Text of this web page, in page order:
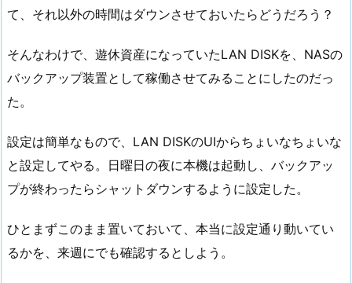
て、それ以外の時間はダウンさせておいたらどうだろう？
そんなわけで、遊休資産になっていたLAN DISKを、NASの
バックアップ装置として稼働させてみることにしたのだっ
た。
設定は簡単なもので、LAN DISKのUIからちょいなちょいな
と設定してやる。日曜日の夜に本機は起動し、バックアッ
プが終わったらシャットダウンするように設定した。
ひとまずこのまま置いておいて、本当に設定通り動いてい
るかを、来週にでも確認するとしよう。